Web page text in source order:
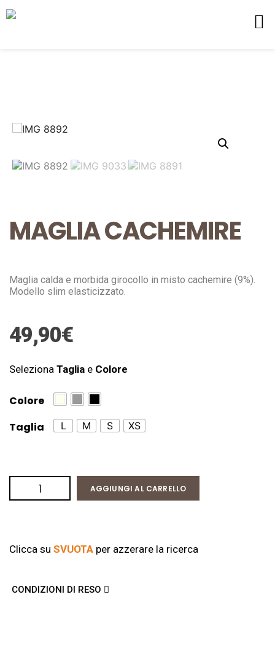
MAGLIA CACHEMIRE
Maglia calda e morbida girocollo in misto cachemire (9%).
Modello slim elasticizzato.
49,90€
Seleziona Taglia e Colore
Colore
Taglia
L M S XS
AGGIUNGI AL CARRELLO
Clicca su SVUOTA per azzerare la ricerca
CONDIZIONI DI RESO